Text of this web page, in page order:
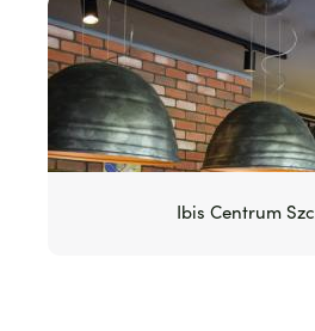
Ibis Centrum